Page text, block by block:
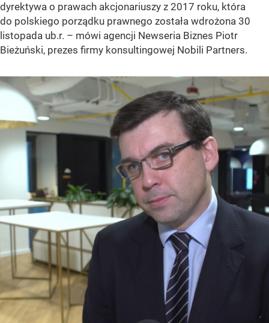
dyrektywa o prawach akcjonariuszy z 2017 roku, która
do polskiego porządku prawnego została wdrożona 30
listopada ub.r. – mówi agencji Newseria Biznes Piotr
Bieżuński, prezes firmy konsultingowej Nobili Partners.